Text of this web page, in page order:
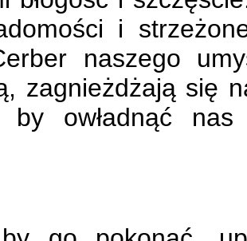
i
naszego
zagnieżdżają się
by owładnąć